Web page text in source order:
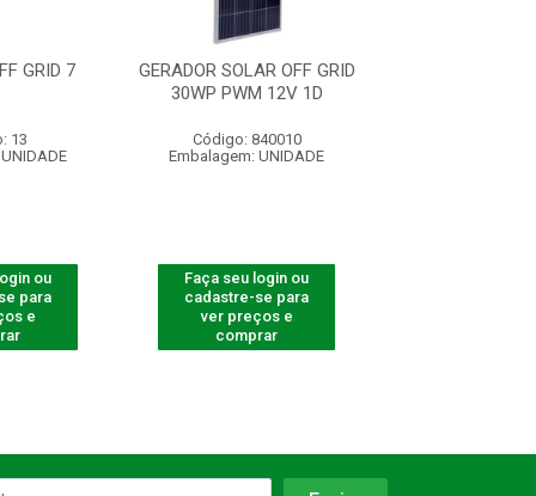
GRID 7
13
ou
para
e
GERADOR SOLAR OFF GRID
30WP PWM 12V 1D
Código: 840010
Embalagem: UNIDADE
Faça seu login ou
cadastre-se para
ver preços e
comprar